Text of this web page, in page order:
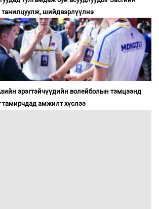
танилцуулж, шийдвэрлүүлнэ
эрэгтэйчүүдийн волейболын тэмцээнд
тамирчдад амжилт хүслээ